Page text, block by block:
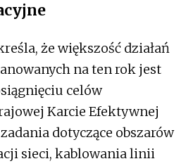
że większość działań
na ten rok jest
celów
Karcie Efektywnej
dotyczące obszarów
sieci, kablowania linii